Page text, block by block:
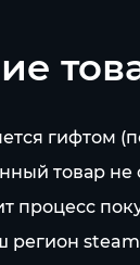
гифтом
товар не
процесс
регион